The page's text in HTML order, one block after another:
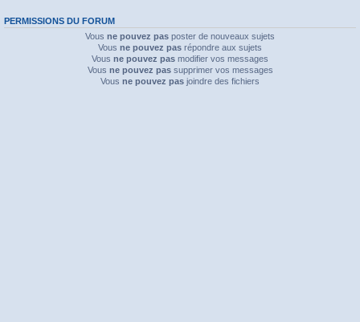
PERMISSIONS DU FORUM
Vous ne pouvez pas poster de nouveaux sujets
Vous ne pouvez pas répondre aux sujets
Vous ne pouvez pas modifier vos messages
Vous ne pouvez passupprimer vos messages
Vous ne pouvez pas joindre des fichiers